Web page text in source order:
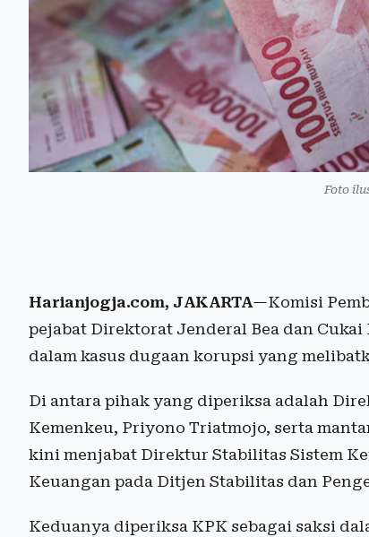
Foto
Harianjogja.com, JAKARTA—Komisi
pejabat Direktorat Jenderal Bea dan
dalam kasus dugaan korupsi yang
Di antara pihak yang diperiksa adalah
Kemenkeu, Priyono Triatmojo, serta
kini menjabat Direktur Stabilitas Sistem
Keuangan pada Ditjen Stabilitas dan
Keduanya diperiksa KPK sebagai saksi